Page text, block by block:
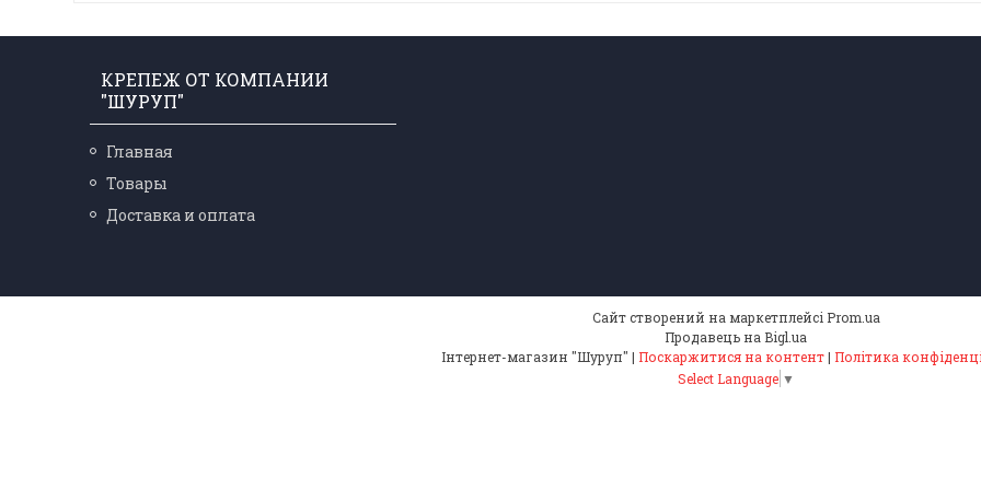
КРЕПЕЖ ОТ КОМПАНИИ
"ШУРУП"
Главная
Товары
Доставка и оплата
Сайт створений на маркетплейсі Prom.ua
Продавець на Bigl.ua
Інтернет-магазин "Шуруп" | Поскаржитися на контент| Політика
Select Language ▼